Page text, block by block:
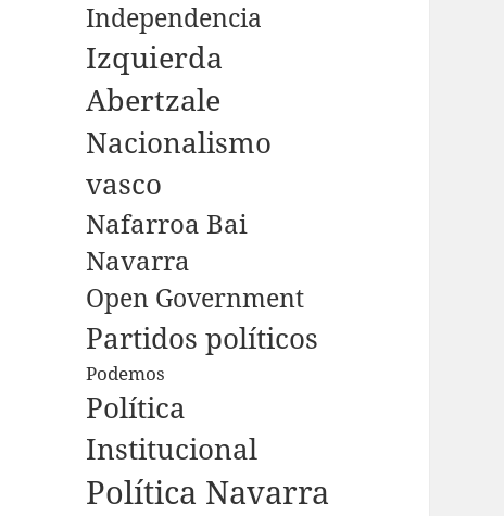
Independencia
Izquierda
Abertzale
Nacionalismo
vasco
Nafarroa Bai
Navarra
Open Government
Partidos políticos
Podemos
Política
Institucional
Política Navarra